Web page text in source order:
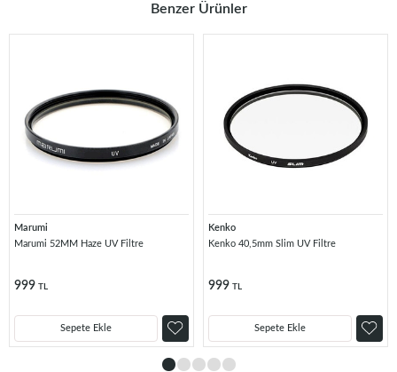
Benzer Ürünler
Marumi
Marumi 52MM Haze UV Filtre
999 TL
Sepete Ekle
Kenko
Kenko 40,5mm Slim UV Filtre
999 TL
Sepete Ekle